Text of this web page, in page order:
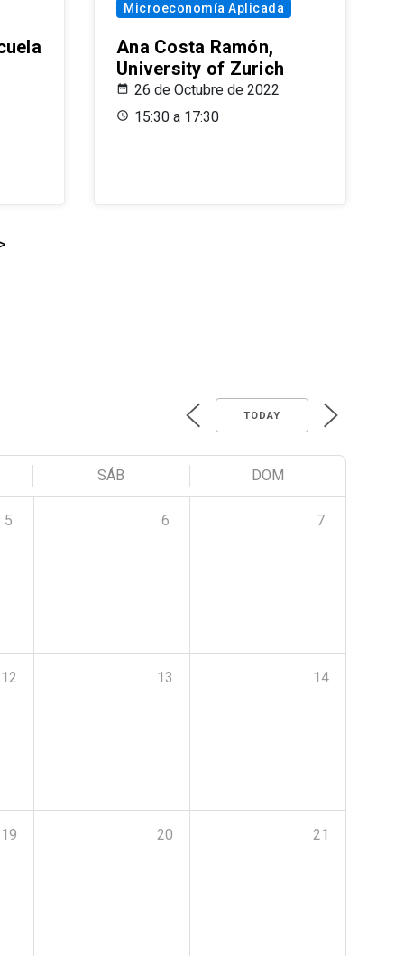
Microeconomía Aplicada
Ana Costa Ramón,
University of Zurich
26 de Octubre de 2022
15:30 a 17:30
TODAY
SÁB DOM
5 6 7
12 13 14
19 20 21